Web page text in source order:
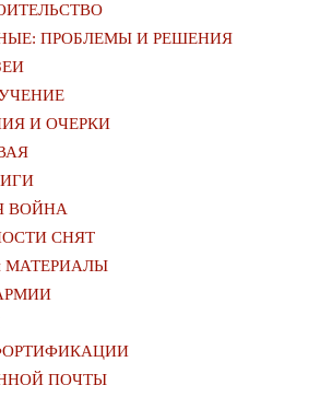
ПРОБЛЕМЫ И РЕШЕНИЯ
И ОЧЕРКИ
ВОЙНА
СНЯТ
МАТЕРИАЛЫ
ПОЧТЫ